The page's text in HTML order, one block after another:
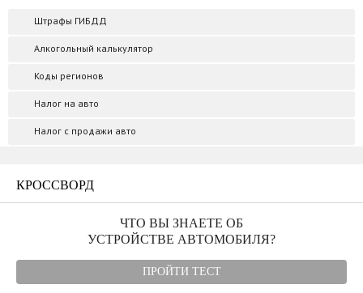
Штрафы ГИБДД
Алкогольный калькулятор
Коды регионов
Налог на авто
Налог с продажи авто
КРОССВОРД
ЧТО ВЫ ЗНАЕТЕ ОБ
УСТРОЙСТВЕ АВТОМОБИЛЯ?
ПРОЙТИ ТЕСТ